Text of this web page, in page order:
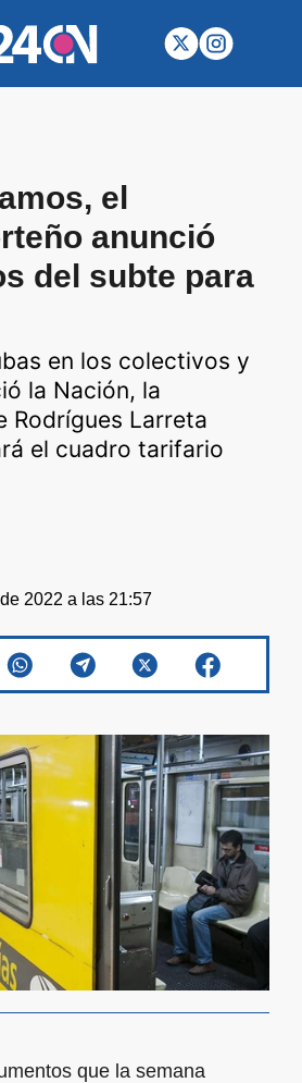
el
anunció
del subte para
en los colectivos y
la Nación, la
Rodrígues Larreta
el cuadro tarifario
2022 a las 21:57
que la semana